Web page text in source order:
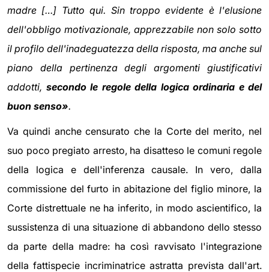
madre […] Tutto qui. Sin troppo evidente è l'elusione
dell'obbligo motivazionale, apprezzabile non solo sotto
il profilo dell'inadeguatezza della risposta, ma anche sul
piano della pertinenza degli argomenti giustificativi
addotti, secondo le regole della logica ordinaria e del
buon senso».
Va quindi anche censurato che la Corte del merito, nel
suo poco pregiato arresto, ha disatteso le comuni regole
della logica e dell'inferenza causale. In vero, dalla
commissione del furto in abitazione del figlio minore, la
Corte distrettuale ne ha inferito, in modo ascientifico, la
sussistenza di una situazione di abbandono dello stesso
da parte della madre: ha così ravvisato l'integrazione
della fattispecie incriminatrice astratta prevista dall'art.